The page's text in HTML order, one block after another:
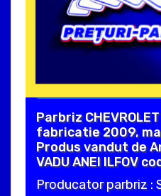
Parbriz
fabricatie 2009,
Produs vandut de
VADU ANEI ILFOV
Producator parbriz :